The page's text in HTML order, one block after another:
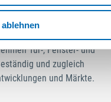
Partnern steigt GEZE
begleitet diese
Tür-, Fenster- und
und zugleich
und Märkte.